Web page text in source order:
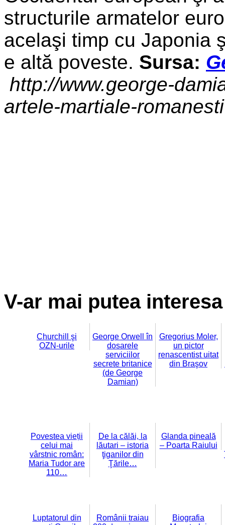
structurile armatelor
acelaşi timp cu Japonia
e altă poveste. Sursa:
http://www.george-
artele-martiale-
V-ar mai putea
Churchill şi
OZN-urile
George Orwell în
dosarele
serviciilor
secrete britanice
(de George
Damian)
Gregorius Moler,
un pictor
renascentist uitat
din Braşov
Povestea vieții
celui mai
vârstnic român:
Maria Tudor are
110…
De la călăi, la
lăutari – istoria
ţiganilor din
Ţările…
Glanda pineală
– Poarta Raiului
Luptatorul din
Românii traiau
Biografia